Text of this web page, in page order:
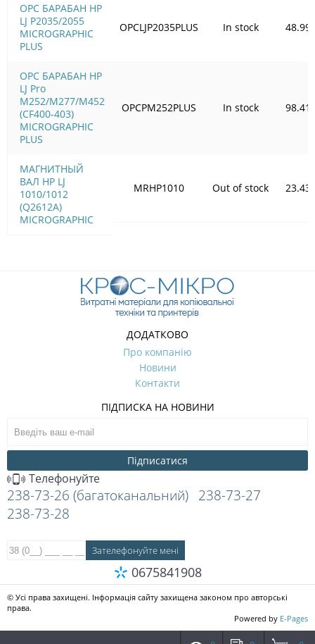
OPC БАРАБАН HP
LJ P2035/2055
MICROGRAPHIC
PLUS
OPC БАРАБАН HP
LJ Pro
M252/M277/M452
(CF400-403)
MICROGRAPHIC
PLUS
МАГНИТНЫЙ
ВАЛ HP LJ
1010/1012
(Q2612A)
MICROGRAPHIC
OPCLJP2035PLUS In stock 48.99
OPCPM252PLUS In stock 98.41
MRHP1010 Out of stock 23.43
ДОДАТКОВО
Про компанію
Новини
Контакти
ПІДПИСКА НА НОВИНИ
Підписатися
Телефонуйте
238-73-26 (багатоканальний) 238-73-27
238-73-28
0675841908
© Усі права захищені. Інформація сайту захищена законом про авторські
права.
Powered by E-Pages